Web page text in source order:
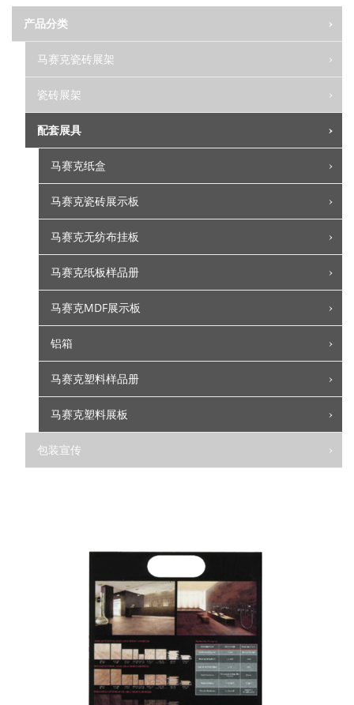
产品分类
马赛克瓷砖展架
瓷砖展架
配套展具
马赛克纸盒
马赛克瓷砖展示板
马赛克无纺布挂板
马赛克纸板样品册
马赛克MDF展示板
铝箱
马赛克塑料样品册
马赛克塑料展板
包装宣传